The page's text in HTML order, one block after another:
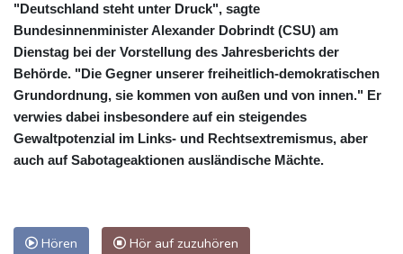
"Deutschland steht unter Druck", sagte
Bundesinnenminister Alexander Dobrindt (CSU) am
Dienstag bei der Vorstellung des Jahresberichts der
Behörde. "Die Gegner unserer freiheitlich-demokratischen
Grundordnung, sie kommen von außen und von innen." Er
verwies dabei insbesondere auf ein steigendes
Gewaltpotenzial im Links- und Rechtsextremismus, aber
auch auf Sabotageaktionen ausländische Mächte.
Hören Hör auf zuzuhören